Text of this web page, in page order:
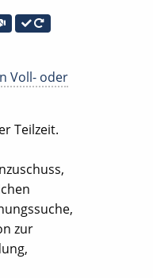
Voll- oder
Teilzeit.
zur